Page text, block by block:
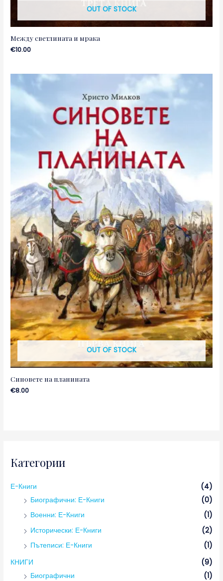
Категории
Е-Книги
(4)
Биографични: Е-Книги
(0)
Военни: Е-Книги
(1)
Исторически: Е-Книги
(2)
Пътеписи: Е-Книги
(1)
КНИГИ
(9)
Биографични
(1)
OUT OF STOCK
Между светлината и мрака
€10.00
OUT OF STOCK
Синовете на планината
€8.00